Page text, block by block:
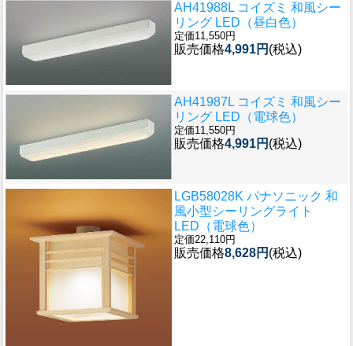
AH41988L コイズミ 和風シー
リング LED（昼白色）
定価11,550円
販売価格4,991円 (税込)
AH41987L コイズミ 和風シー
リング LED（電球色）
定価11,550円
販売価格4,991円 (税込)
LGB58028K パナソニック 和
風小型シーリングライト
LED（電球色）
定価22,110円
販売価格8,628円 (税込)